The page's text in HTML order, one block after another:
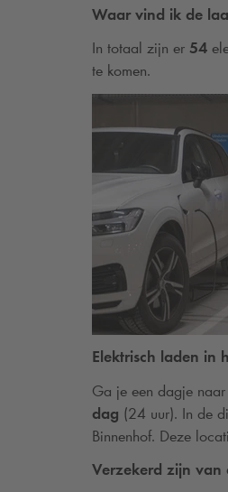
Waar vind ik de
In totaal zijn er 54
te komen.
Elektrisch laden in
Ga je een dagje
dag (24 uur). In de
Binnenhof. Deze
Verzekerd zijn van